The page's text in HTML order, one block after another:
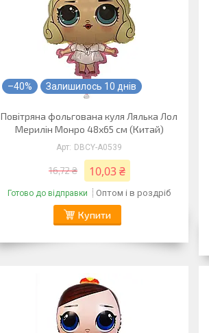
–40% Залишилось 10 днів
Повітряна фольгована куля Лялька Лол
Мерилін Монро 48х65 см (Китай)
DBCY-A0539
16,72 ₴ 10,03 ₴
Готово до відправки Оптом і в роздріб
Купити